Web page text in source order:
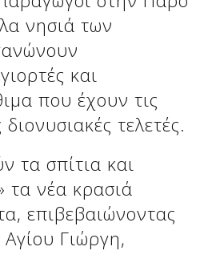
νησιά των
και
που έχουν τις
διονυσιακές τελετές.
τα σπίτια και
τα νέα κρασιά
επιβεβαιώνοντας
Γιώργη,